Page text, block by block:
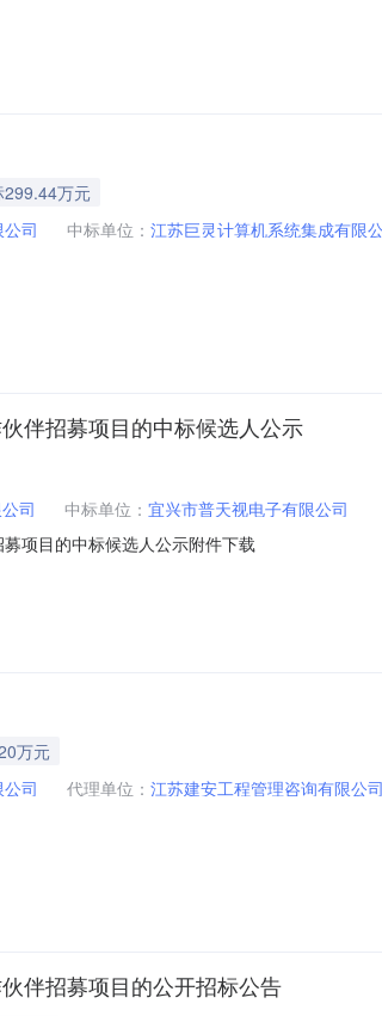
299.44万元
司 中标单位： 江苏巨灵计算机系统集成有限
伴招募项目的中标候选人公示
司 中标单位： 宜兴市普天视电子有限公司
项目的中标候选人公示附件下载
万元
司 代理单位： 江苏建安工程管理咨询有限公
伴招募项目的公开招标公告